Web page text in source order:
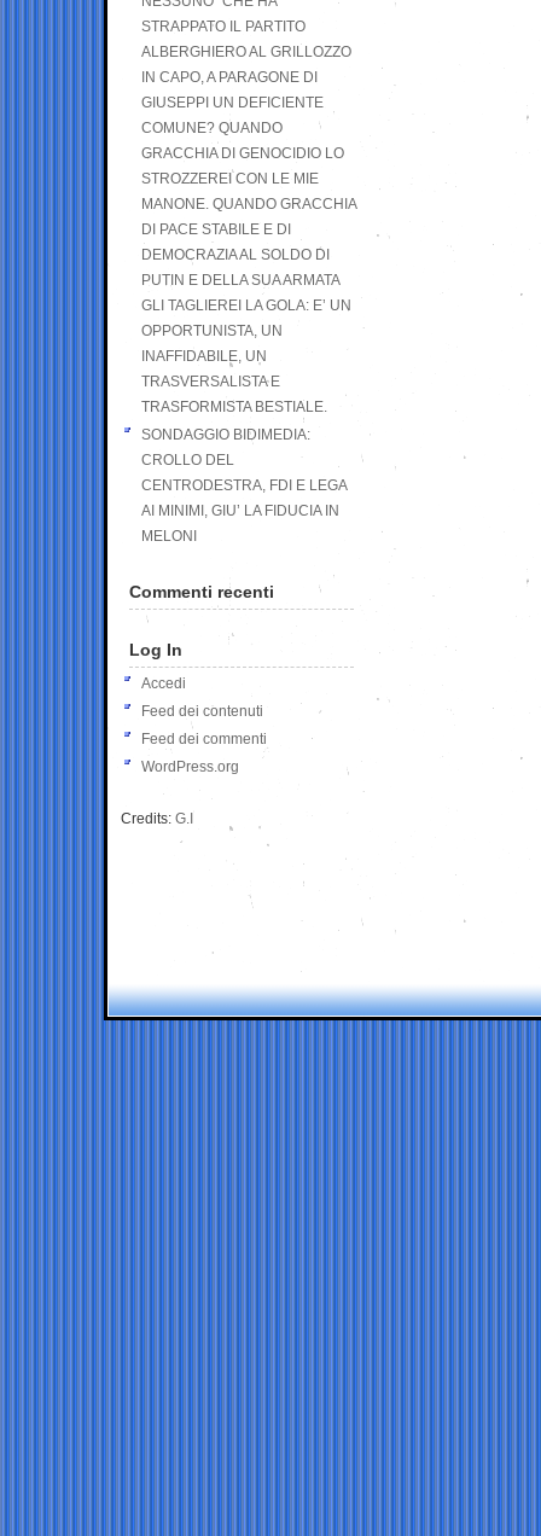
STRAPPATO IL PARTITO
ALBERGHIERO AL GRILLOZZO
IN CAPO, A PARAGONE DI
GIUSEPPI UN DEFICIENTE
COMUNE? QUANDO
GRACCHIA DI GENOCIDIO LO
STROZZEREI CON LE MIE
MANONE. QUANDO GRACCHIA
DI PACE STABILE E DI
DEMOCRAZIA AL SOLDO DI
PUTIN E DELLA SUA ARMATA
GLI TAGLIEREI LA GOLA: E’ UN
OPPORTUNISTA, UN
INAFFIDABILE, UN
TRASVERSALISTA E
TRASFORMISTA BESTIALE.
SONDAGGIO BIDIMEDIA:
CROLLO DEL
CENTRODESTRA, FDI E LEGA
AI MINIMI, GIU’ LA FIDUCIA IN
MELONI
Commenti recenti
Log In
Accedi
Feed dei contenuti
Feed dei commenti
WordPress.org
Credits: G.I